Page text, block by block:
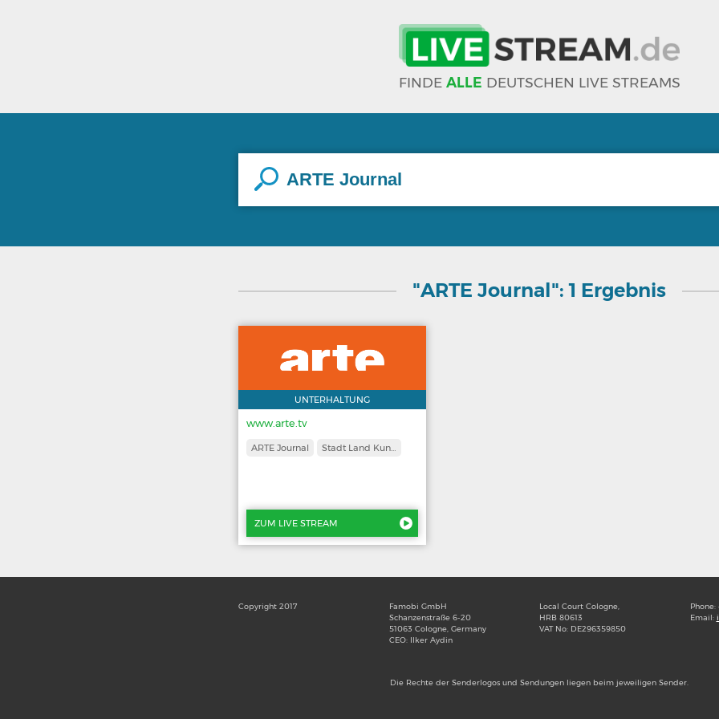
FINDE ALLE DEUTSCHEN LIVE STREAMS
"ARTE Journal": 1 Ergebnis
UNTERHALTUNG
www.arte.tv
ARTE Journal Stadt Land Kun…
ZUM LIVE STREAM
Copyright 2017
Famobi GmbH
Schanzenstraße 6-20
51063 Cologne, Germany
CEO: Ilker Aydin
Local Court Cologne,
HRB 80613
VAT No: DE296359850
Phone:
Email:
Die Rechte der Senderlogos und Sendungen liegen beim jeweiligen Sender.